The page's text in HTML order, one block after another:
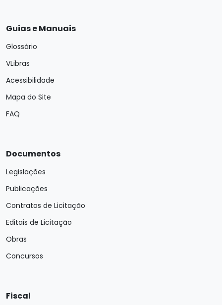
Guias e Manuais
Glossário
VLibras
Acessibilidade
Mapa do Site
FAQ
Documentos
Legislações
Publicações
Contratos de Licitação
Editais de Licitação
Obras
Concursos
Fiscal